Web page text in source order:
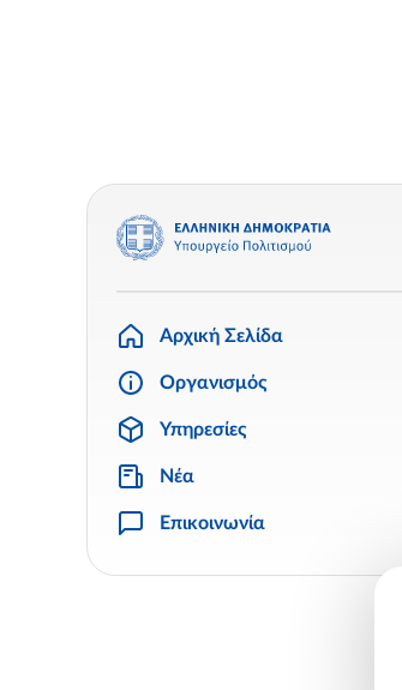
Αρχική Σελίδα
Οργανισμός
Υπηρεσίες
Νέα
Επικοινωνία